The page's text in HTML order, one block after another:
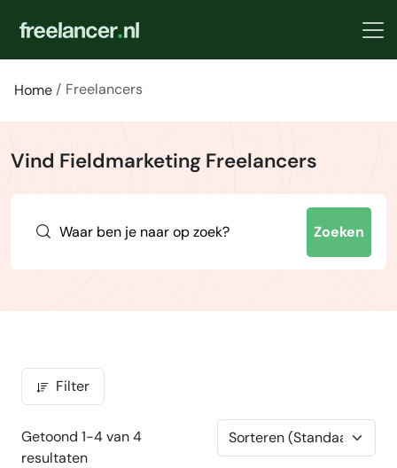
Home Freelancers
Vind Fieldmarketing Freelancers
Zoeken
Filter
Getoond 1-4 van 4
resultaten